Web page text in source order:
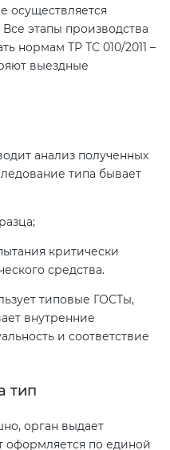
осуществляется
этапы производства
нормам ТР ТС 010/2011 –
выездные
анализ полученных
типа бывает
критически
средства.
типовые ГОСТы,
внутренние
и соответствие
тип
орган выдает
оформляется по единой